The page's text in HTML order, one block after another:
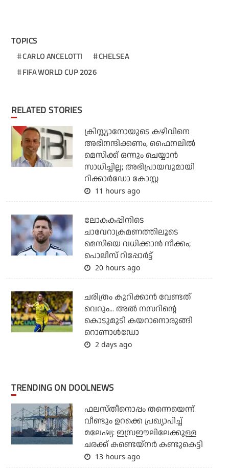
TOPICS
CARLO ANCELOTTI
CHELSEA
FIFA WORLD CUP 2026
RELATED STORIES
ക്രിസ്റ്റ്യാനോയുടെ കഴിവിനെ
അഭിനന്ദിക്കണം, ഫൈനലില്‍
മെസിക്ക് ഒന്നും ചെയ്യാന്‍
സാധിച്ചില്ല; അഭിപ്രായവുമായി
റിക്കാര്‍ഡോ കോസ്റ്റ
11 hours ago
ലോകകപ്പിനിടെ
ചാവേറാക്രമണത്തിലൂടെ
മെസിയെ വധിക്കാന്‍ നീക്കം;
പൊലീസ് റിപ്പോര്‍ട്ട്
20 hours ago
ചരിത്രം കുറിക്കാന്‍ വേണ്ടത്
വെറും... അല്‍ നസറിന്റെ
കൊടുമുടി കയറാനൊരുങ്ങി
റൊണാള്‍ഡോ
2 days ago
TRENDING ON DOOLNEWS
ഫലസ്തീനൊപ്പം തന്നെയെന്ന്
വീണ്ടും ഉറക്കെ പ്രഖ്യാപിച്ച്
മലേഷ്യ: ഇസ്രഈലിലേക്കുള്ള
ചരക്ക് കണ്ടെയ്‌നര്‍ കണ്ടുകെട്ടി
13 hours ago